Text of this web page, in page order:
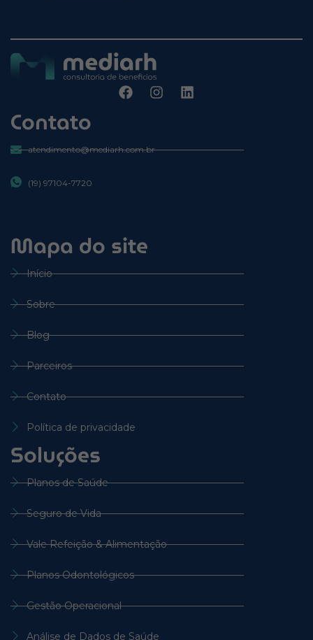
Contato
atendimento@mediarh.com.br
(19) 97104-7720
Mapa do site
Início
Sobre
Blog
Parceiros
Contato
Política de privacidade
Soluções
Planos de Saúde
Seguro de Vida
Vale Refeição & Alimentação
Planos Odontológicos
Gestão Operacional
Análise de Dados de Saúde